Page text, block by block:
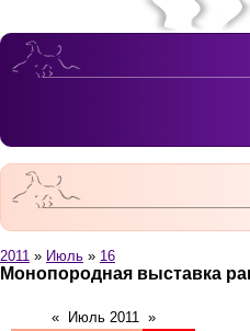
2011 » Июль » 16
Монопородная выставка
« Июль 2011 »